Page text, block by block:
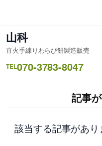
ス
キ
ッ
山科
直火手練りわらび餅製造販売
TEL070-3783-8047
記事
該当する記事があり